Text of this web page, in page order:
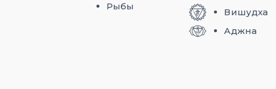
Рыбы
Вишудха
Аджна